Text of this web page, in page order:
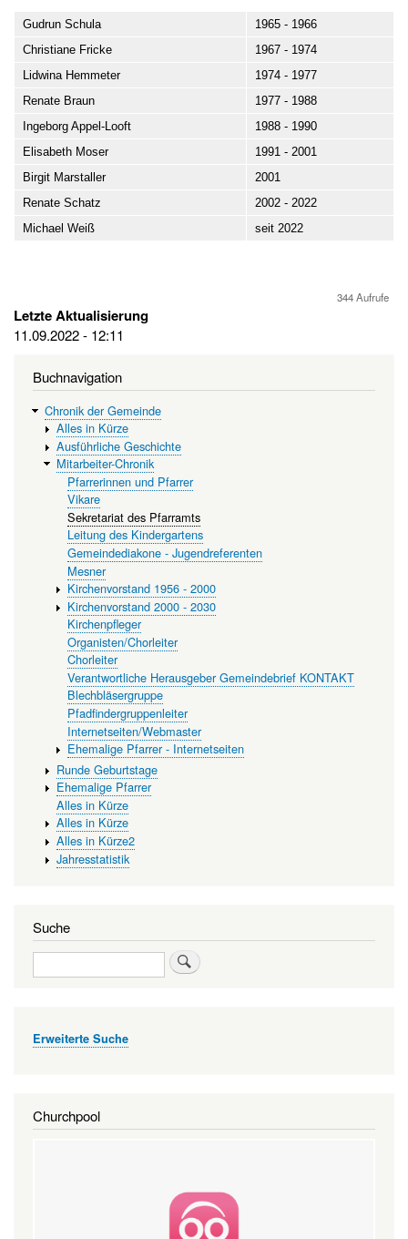
Gudrun Schula
1965 - 1966
Christiane Fricke
1967 - 1974
Lidwina Hemmeter
1974 - 1977
Renate Braun
1977 - 1988
Ingeborg Appel-Looft
1988 - 1990
Elisabeth Moser
1991 - 2001
Birgit Marstaller
2001
Renate Schatz
2002 - 2022
Michael Weiß
seit 2022
344 Aufrufe
Letzte Aktualisierung
11.09.2022 - 12:11
Buchnavigation
Chronik der Gemeinde
Alles in Kürze
Ausführliche Geschichte
Mitarbeiter-Chronik
Pfarrerinnen und Pfarrer
Vikare
Sekretariat des Pfarramts
Leitung des Kindergartens
Gemeindediakone - Jugendreferenten
Mesner
Kirchenvorstand 1956 - 2000
Kirchenvorstand 2000 - 2030
Kirchenpfleger
Organisten/Chorleiter
Chorleiter
Verantwortliche Herausgeber Gemeindebrief KONTAKT
Blechbläsergruppe
Pfadfindergruppenleiter
Internetseiten/Webmaster
Ehemalige Pfarrer - Internetseiten
Runde Geburtstage
Ehemalige Pfarrer
Alles in Kürze
Alles in Kürze
Alles in Kürze2
Jahresstatistik
Suche
Suche
Erweiterte Suche
Churchpool